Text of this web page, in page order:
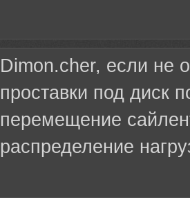
Dimon.cher, если не
проставки под диск
перемещение
распределение